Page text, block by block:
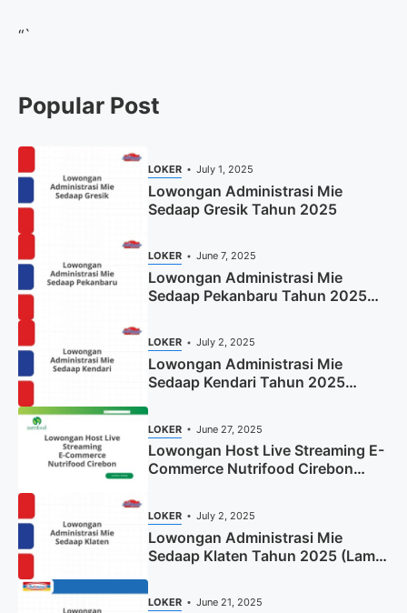
“`
Popular Post
LOKER July 1, 2025
Lowongan Administrasi Mie
Sedaap Gresik Tahun 2025
LOKER June 7, 2025
Lowongan Administrasi Mie
Sedaap Pekanbaru Tahun 2025
LOKER July 2, 2025
Lowongan Administrasi Mie
Sedaap Kendari Tahun 2025
LOKER June 27, 2025
Lowongan Host Live Streaming E-
Commerce Nutrifood Cirebon
LOKER July 2, 2025
Lowongan Administrasi Mie
Sedaap Klaten Tahun 2025 (Lamar
LOKER June 21, 2025